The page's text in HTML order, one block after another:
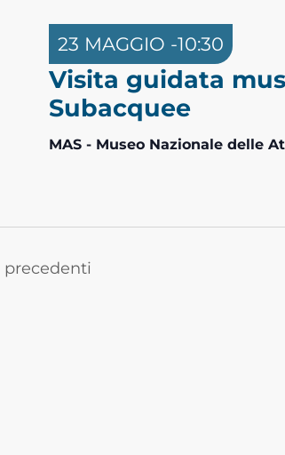
Visita guidata
Subacquee
23 MAGGIO -10:30
MAS - Museo Nazionale delle
precedenti